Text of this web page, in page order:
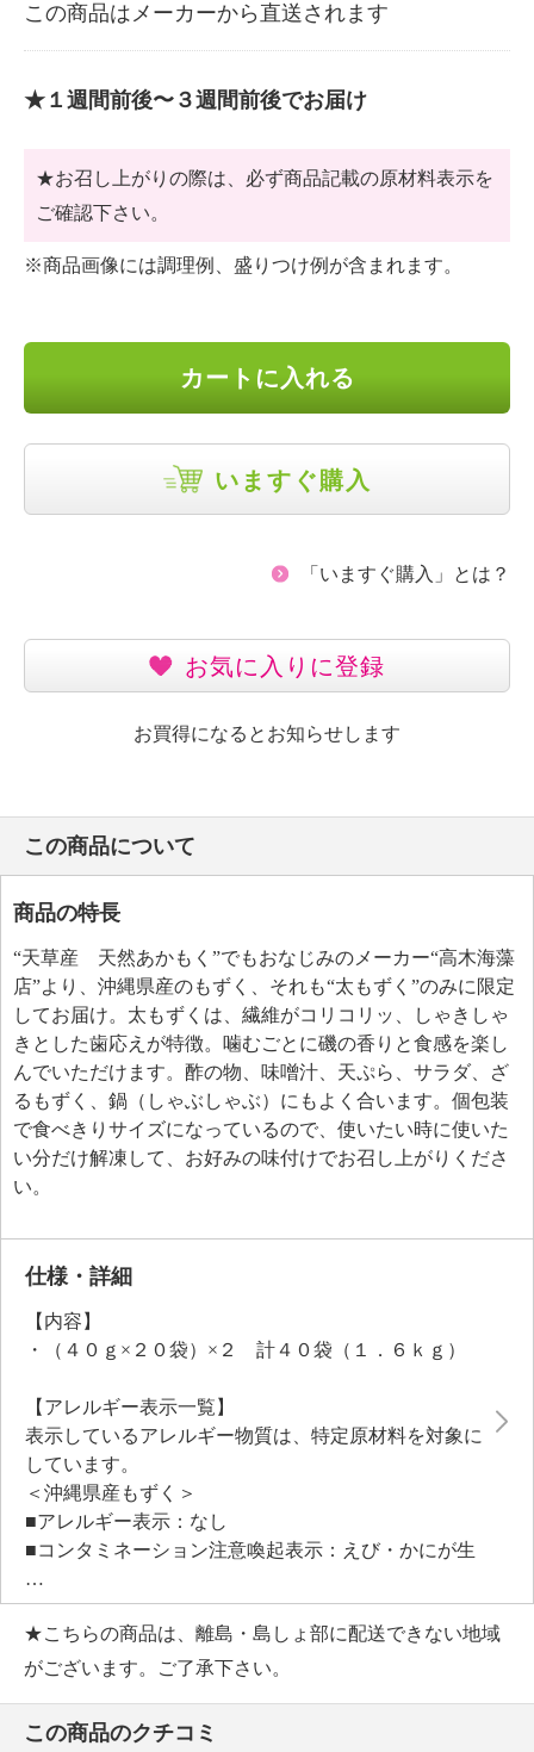
この商品はメーカーから直送されます
★１週間前後〜３週間前後でお届け
★お召し上がりの際は、必ず商品記載の原材料表示を
ご確認下さい。
※商品画像には調理例、盛りつけ例が含まれます。
カートに入れる
いますぐ購入
「いますぐ購入」とは？
お気に入りに登録
お買得になるとお知らせします
この商品について
商品の特長
“天草産 天然あかもく”でもおなじみのメーカー“高木海藻
店”より、沖縄県産のもずく、それも“太もずく”のみに限定
してお届け。太もずくは、繊維がコリコリッ、しゃきしゃ
きとした歯応えが特徴。噛むごとに磯の香りと食感を楽し
んでいただけます。酢の物、味噌汁、天ぷら、サラダ、ざ
るもずく、鍋（しゃぶしゃぶ）にもよく合います。個包装
で食べきりサイズになっているので、使いたい時に使いた
い分だけ解凍して、お好みの味付けでお召し上がりくださ
い。
仕様・詳細
【内容】
・（４０ｇ×２０袋）×２ 計４０袋（１．６ｋｇ）
【アレルギー表示一覧】
表示しているアレルギー物質は、特定原材料を対象に
しています。
＜沖縄県産もずく＞
■アレルギー表示：なし
■コンタミネーション注意喚起表示：えび・かにが生
息する海で収穫しています
【期限表示】
【同梱書類】
★こちらの商品は、離島・島しょ部に配送できない地域
がございます。ご了承下さい。
この商品のクチコミ